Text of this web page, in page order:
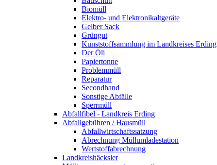
Biomüll
Elektro- und Elektronikaltgeräte
Gelber Sack
Grüngut
Kunststoffsammlung im Landkreises Erding
Der Öli
Papiertonne
Problemmüll
Reparatur
Secondhand
Sonstige Abfälle
Sperrmüll
Abfallfibel - Landkreis Erding
Abfallgebühren / Hausmüll
Abfallwirtschaftssatzung
Abrechnung Müllumladestation
Wertstoffabrechnung
Landkreishäcksler